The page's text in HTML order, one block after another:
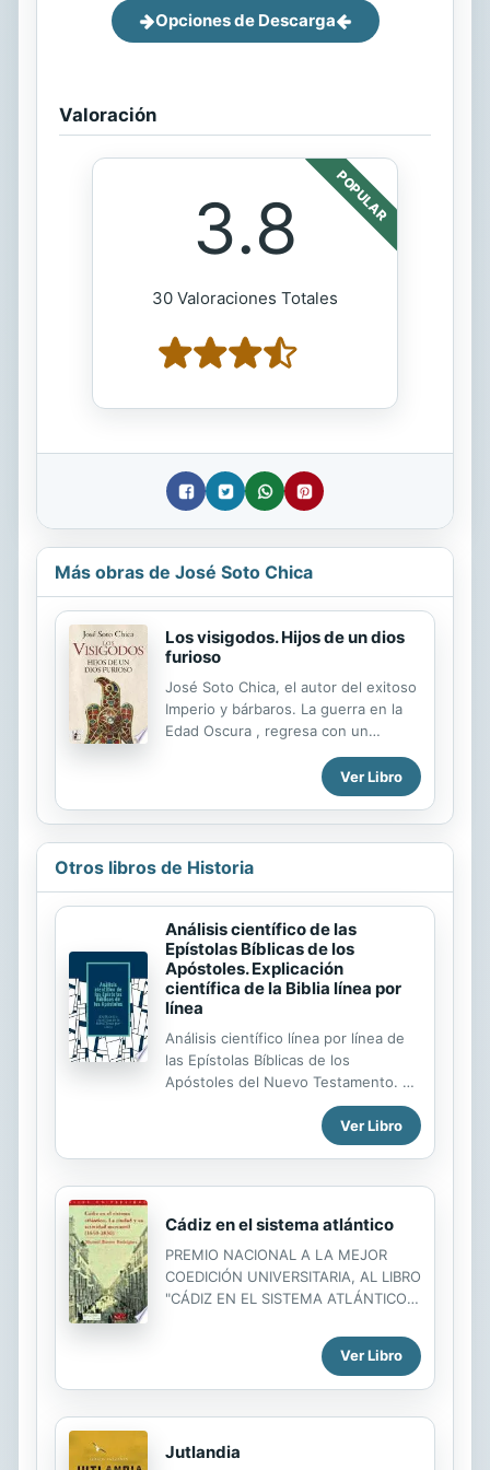
Opciones de Descarga
Valoración
POPULAR
3.8
30 Valoraciones Totales
Más obras de José Soto Chica
Los visigodos. Hijos de un dios
furioso
José Soto Chica, el autor del exitoso
Imperio y bárbaros. La guerra en la
Edad Oscura , regresa con un
crucial en la historia de España, el
tiempo que hace de bisagra entre la
del primer reino que se enseñoreo
sobre toda la península ibérica, el
los nebulosos orígenes de los godos
en Escandinavia, el libro acompaña a
estos en una migración que los llevó
a penetrar en el Imperio romano, a
saquear por primera vez en siete
siglos la Ciudad Eterna y a asentarse,
por fin, en la...
Ver Libro
Otros libros de Historia
Análisis científico de las
Epístolas Bíblicas de los
Apóstoles. Explicación
científica de la Biblia línea por
línea
Análisis científico línea por línea de
las Epístolas Bíblicas de los
Apóstoles del Nuevo Testamento. En
español. Научный построчный
разбор библейских Посланий
апостолов из Нового завета. На
Ver Libro
Cádiz en el sistema atlántico
PREMIO NACIONAL A LA MEJOR
COEDICIÓN UNIVERSITARIA, AL LIBRO
"CÁDIZ EN EL SISTEMA ATLÁNTICO"
editada por la Universidad de Cádiz y
Sílex ediciones, fue galardonada en
los Premios Nacionales de la Edición
actividad mercantil (1650-1830), de la
Ver Libro
Jutlandia